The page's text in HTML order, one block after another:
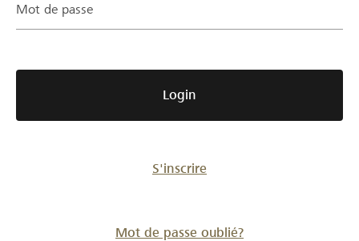
Mot de passe
Login
S'inscrire
Mot de passe oublié?